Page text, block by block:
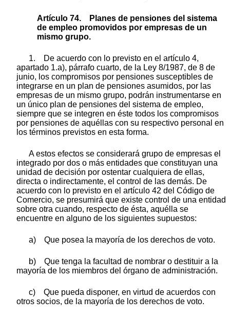
Artículo 74. Planes de pensiones del sistema
de empleo promovidos por empresas de un
mismo grupo.
1. De acuerdo con lo previsto en el artículo 4,
apartado 1.a), párrafo cuarto, de la Ley 8/1987, de 8 de
junio, los compromisos por pensiones susceptibles de
integrarse en un plan de pensiones asumidos, por las
empresas de un mismo grupo, podrán instrumentarse en
un único plan de pensiones del sistema de empleo,
siempre que se integren en éste todos los compromisos
por pensiones de aquéllas con su respectivo personal en
los términos previstos en esta forma.
A estos efectos se considerará grupo de empresas el
integrado por dos o más entidades que constituyan una
unidad de decisión por ostentar cualquiera de ellas,
directa o indirectamente, el control de las demás. De
acuerdo con lo previsto en el artículo 42 del Código de
Comercio, se presumirá que existe control de una entidad
sobre otra cuando, respecto de ésta, aquélla se
encuentre en alguno de los siguientes supuestos:
a) Que posea la mayoría de los derechos de voto.
b) Que tenga la facultad de nombrar o destituir a la
mayoría de los miembros del órgano de administración.
c) Que pueda disponer, en virtud de acuerdos con
otros socios, de la mayoría de los derechos de voto.